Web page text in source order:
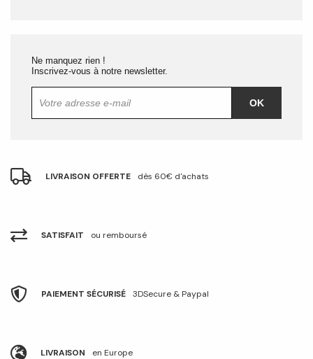
Ne manquez rien !
Inscrivez-vous à notre newsletter.
OK
LIVRAISON OFFERTE dès 60€ d'achats
SATISFAIT ou remboursé
PAIEMENT SÉCURISÉ 3DSecure & Paypal
LIVRAISON en Europe